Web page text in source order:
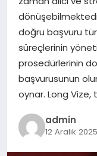
doğru başvuru
süreçlerinin
prosedürlerinin
başvurusunun
oynar. Long Vize,
admin
12 Aralık 2025